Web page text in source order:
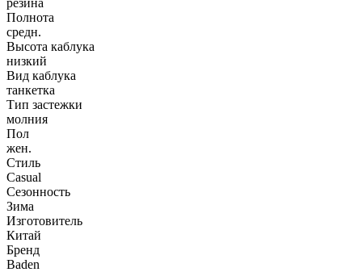
Полнота
средн.
Высота каблука
низкий
Вид каблука
танкетка
Тип застежки
молния
Пол
жен.
Стиль
Casual
Сезонность
Зима
Изготовитель
Китай
Бренд
Baden